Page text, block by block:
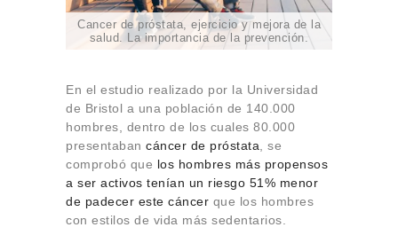
Cancer de próstata, ejercicio y mejora de la
salud. La importancia de la prevención.
En el estudio realizado por la Universidad
de Bristol a una población de 140.000
hombres, dentro de los cuales 80.000
presentaban cáncer de próstata , se
comprobó que los hombres más propensos
a ser activos tenían un riesgo 51% menor
de padecer este cáncer que los hombres
con estilos de vida más sedentarios.